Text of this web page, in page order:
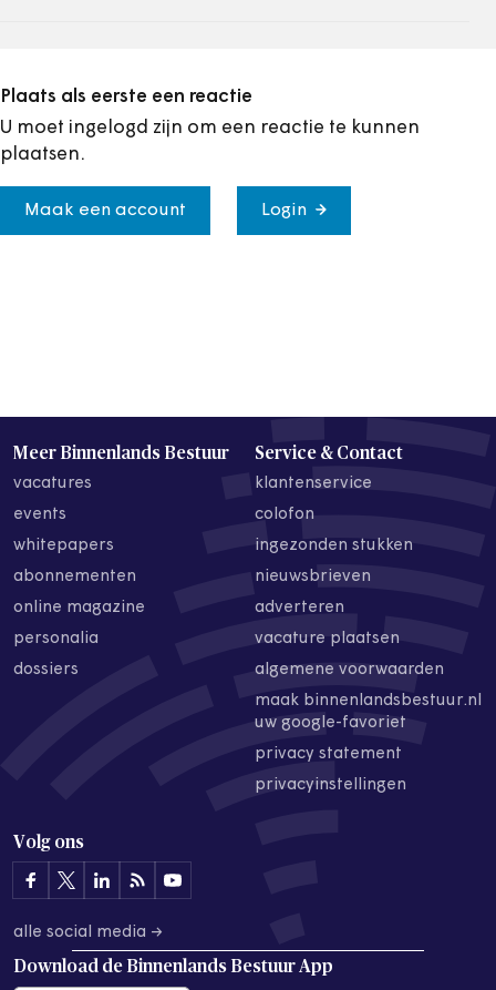
Plaats als eerste een reactie
U moet ingelogd zijn om een reactie te kunnen
plaatsen.
Maak een account Login
Meer Binnenlands Bestuur
vacatures
events
whitepapers
abonnementen
online magazine
personalia
dossiers
Service & Contact
klantenservice
colofon
ingezonden stukken
nieuwsbrieven
adverteren
vacature plaatsen
algemene voorwaarden
maak binnenlandsbestuur.nl
uw google-favoriet
privacy statement
privacyinstellingen
Volg ons
alle social media →
Download de Binnenlands Bestuur App